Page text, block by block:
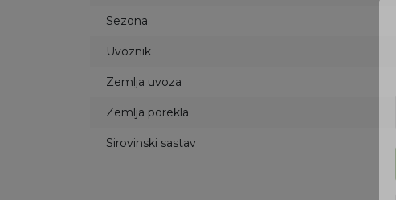
Sezona
Uvoznik
Zemlja uvoza
Zemlja porekla
Sirovinski sastav